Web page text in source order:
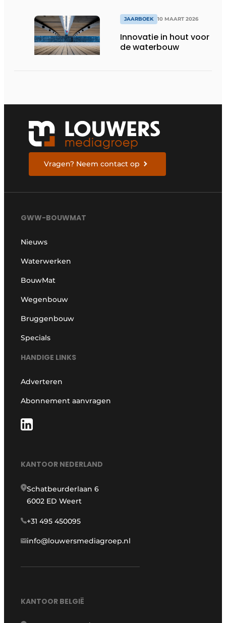
JAARBOEK 10 MAART 2026
Innovatie in hout voor
de waterbouw
Vragen? Neem contact op
GWW-BOUWMAT
Nieuws
Waterwerken
BouwMat
Wegenbouw
Bruggenbouw
Specials
HANDIGE LINKS
Adverteren
Abonnement aanvragen
KANTOOR NEDERLAND
Schatbeurderlaan 6
6002 ED Weert
+31 495 450095
info@louwersmediagroep.nl
KANTOOR BELGIË